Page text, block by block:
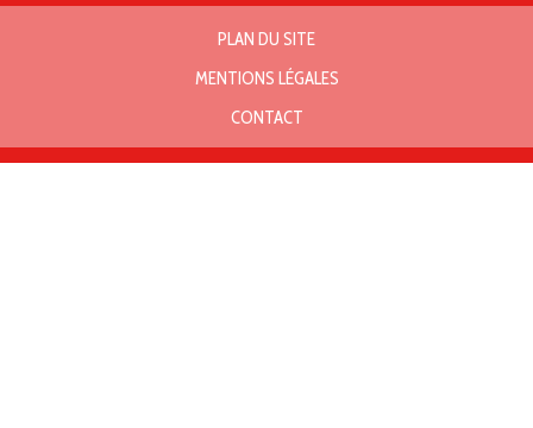
PLAN DU SITE
MENTIONS LÉGALES
CONTACT